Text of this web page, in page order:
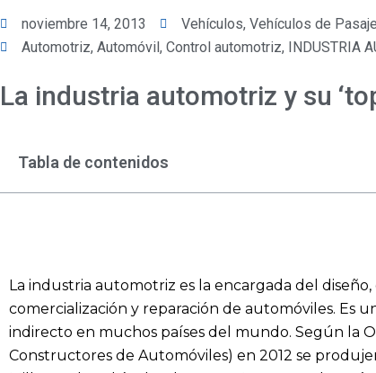
noviembre 14, 2013 Vehículos, Vehículos de
Automotriz, Automóvil, Control automotriz, INDUSTRIA
La industria automotriz y su
Tabla de contenidos
La industria automotriz es la encargada del
comercialización y reparación de automóviles. Es
indirecto en muchos países del mundo. Según la
Constructores de Automóviles) en 2012 se